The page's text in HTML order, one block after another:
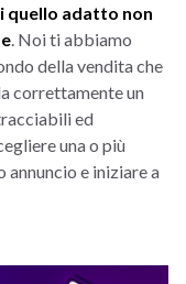
quello adatto non
. Noi ti abbiamo
della vendita che
correttamente un
ed
una o più
e iniziare a